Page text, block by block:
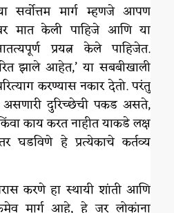
सर्वोत्तम मार्ग म्हणजे आपण
मात केली पाहिजे आणि या
प्रयत्न केले पाहिजेत.
झाले आहेत,’ या सबबीखाली
करण्यास नकार देतो. परंतु
असणारी दुरिच्छेची पकड असते,
काय करत नाहीत याकडे लक्ष
घडविणे हे प्रत्येकाचे कर्तव्य
करणे हा स्थायी शांती आणि